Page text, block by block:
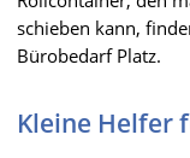
schieben kann,
Bürobedarf Platz.
Kleine Helfer